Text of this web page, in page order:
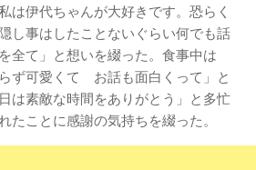
は伊代ちゃんが大好きです。恐らく
し事はしたことないぐらい何でも話
全て」と想いを綴った。食事中は
らず可愛くて お話も面白くって」と
は素敵な時間をありがとう」と多忙
たことに感謝の気持ちを綴った。